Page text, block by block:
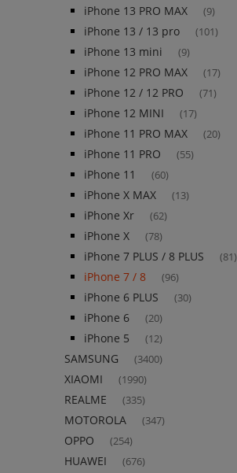
iPhone 13 PRO MAX (9)
iPhone 13 / 13 pro (101)
iPhone 13 mini (9)
iPhone 12 PRO MAX (17)
iPhone 12 / 12 PRO (71)
iPhone 12 MINI (17)
iPhone 11 PRO MAX (20)
iPhone 11 PRO (55)
iPhone 11 (60)
iPhone X MAX (13)
iPhone Xr (62)
iPhone X (78)
iPhone 7 PLUS / 8 PLUS (81)
iPhone 7 / 8 (96)
iPhone 6 PLUS (30)
iPhone 6 (20)
iPhone 5 (12)
SAMSUNG (3400)
XIAOMI (1990)
REALME (335)
MOTOROLA (347)
OPPO (254)
HUAWEI (676)